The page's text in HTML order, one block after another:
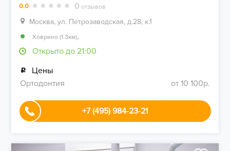
0.0 0 отзывов
Москва, ул. Петрозаводская, д.28, к.1
Ховрино (1.3км),
Открыто до 21:00
Цены
Ортодонтия
от 10 100р.
+7 (495) 984-23-21